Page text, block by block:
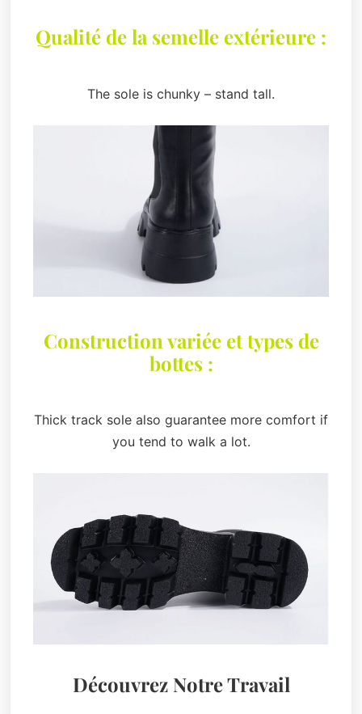
Qualité de la semelle extérieure :
The sole is chunky – stand tall.
Construction variée et types de
bottes :
Thick track sole also guarantee more comfort if
you tend to walk a lot.
Découvrez Notre Travail